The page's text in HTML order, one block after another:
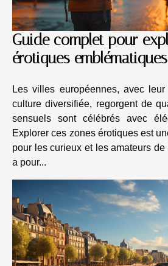
Guide complet pour
érotiques
Les villes européennes, avec
culture diversifiée, regorgent de
sensuels sont célébrés avec
Explorer ces zones érotiques est
pour les curieux et les amateurs
a pour...